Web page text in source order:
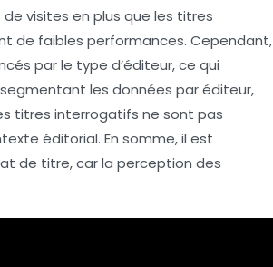
visites en plus que les titres
de faibles performances. Cependant,
par le type d’éditeur, ce qui
les données par éditeur,
titres interrogatifs ne sont pas
éditorial. En somme, il est
de titre, car la perception des